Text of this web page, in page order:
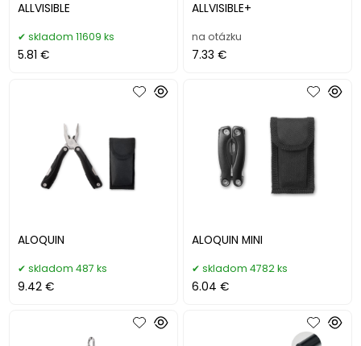
ALLVISIBLE
skladom 11609 ks
5.81 €
ALLVISIBLE+
na otázku
7.33 €
ALOQUIN
skladom 487 ks
9.42 €
ALOQUIN MINI
skladom 4782 ks
6.04 €